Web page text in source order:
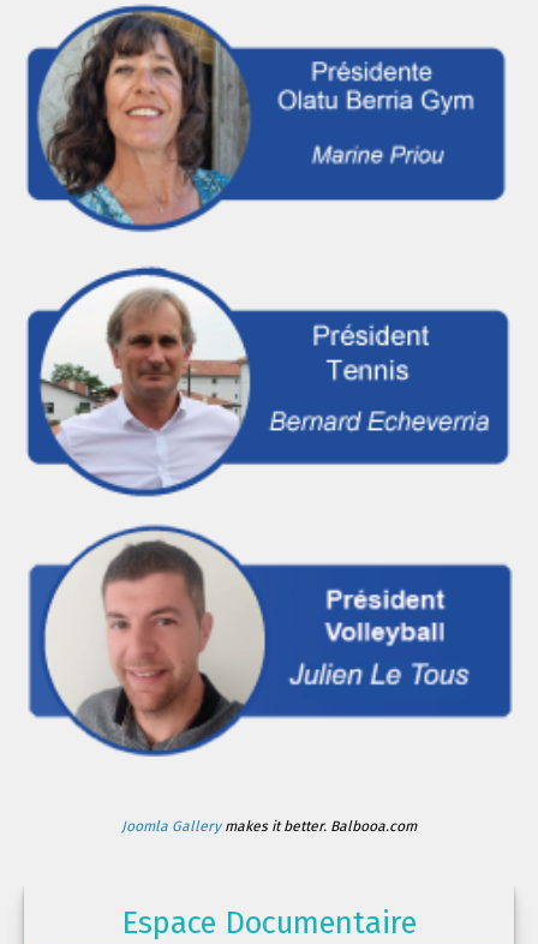
Joomla Gallerymakes it better. Balbooa.com
Espace Documentaire